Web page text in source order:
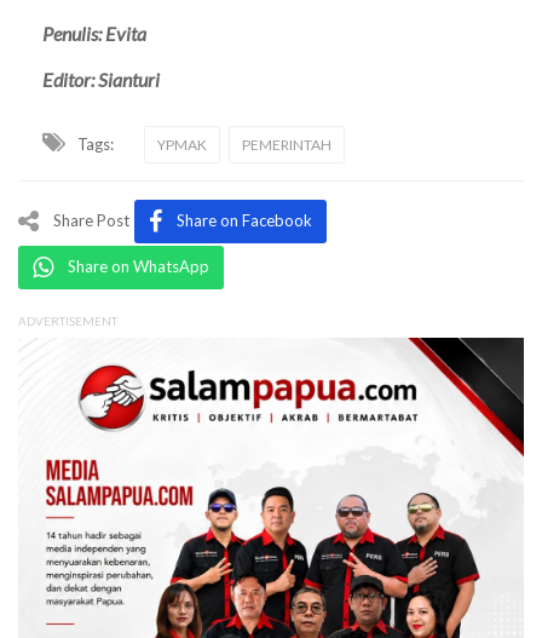
Penulis: Evita
Editor: Sianturi
Tags: YPMAK PEMERINTAH
Share Post Share on Facebook
Share on WhatsApp
ADVERTISEMENT